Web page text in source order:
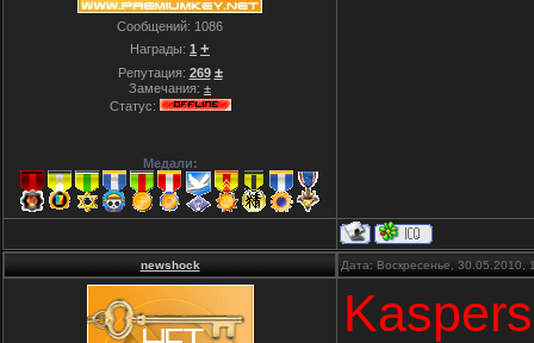
Сообщений: 1086
Награды: 1 +
Репутация: 269 ±
Замечания: ±
Статус:
Медали:
newshock Дата: Воскресенье,